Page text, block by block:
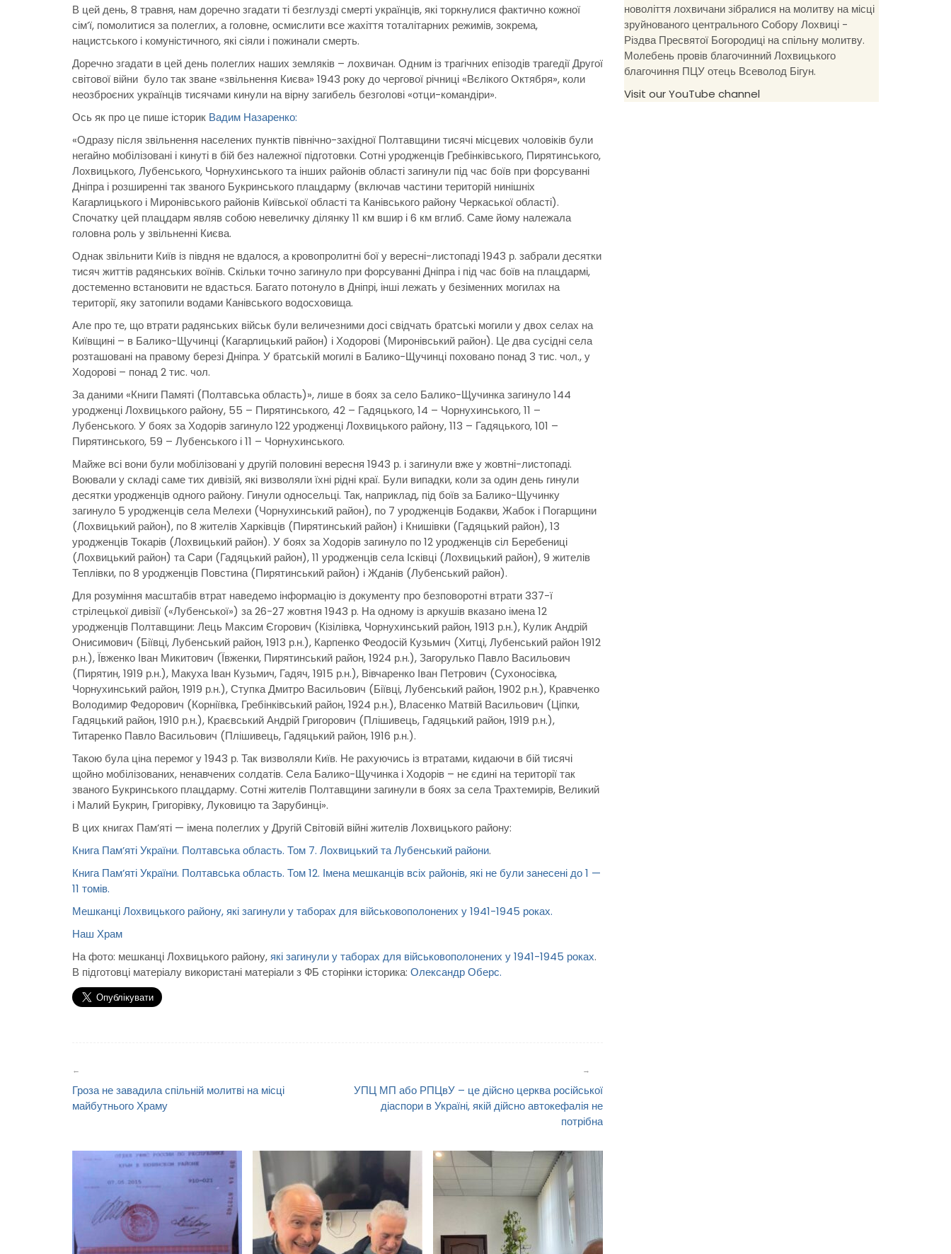
В цей день, 8 травня, нам доречно згадати ті безглузді смерті українців, які торкнулися фактично кожної
сім’ї, помолитися за полеглих, а головне, осмислити все жахіття тоталітарних режимів, зокрема,
нацистського і комуністичного, які сіяли і пожинали смерть.
Доречно згадати в цей день полеглих наших земляків – лохвичан. Одним із трагічних епізодів трагедії Другої
світової війни було так зване «звільнення Києва» 1943 року до чергової річниці «Вєлікого Октября», коли
неозброєних українців тисячами кинули на вірну загибель безголові «отци-командіри».
Ось як про це пише історик Вадим Назаренко:
«Одразу після звільнення населених пунктів північно-західної Полтавщини тисячі місцевих чоловіків були
негайно мобілізовані і кинуті в бій без належної підготовки. Сотні уродженців Гребінківського, Пирятинського,
Лохвицького, Лубенського, Чорнухинського та інших районів області загинули під час боїв при форсуванні
Дніпра і розширенні так званого Букринського плацдарму (включав частини територій нинішніх
Кагарлицького і Миронівського районів Київської області та Канівського району Черкаської області).
Спочатку цей плацдарм являв собою невеличку ділянку 11 км вшир і 6 км вглиб. Саме йому належала
головна роль у звільненні Києва.
Однак звільнити Київ із півдня не вдалося, а кровопролитні бої у вересні-листопаді 1943 р. забрали десятки
тисяч життів радянських воїнів. Скільки точно загинуло при форсуванні Дніпра і під час боїв на плацдармі,
достеменно встановити не вдасться. Багато потонуло в Дніпрі, інші лежать у безіменних могилах на
території, яку затопили водами Канівського водосховища.
Але про те, що втрати радянських військ були величезними досі свідчать братські могили у двох селах на
Київщині – в Балико-Щучинці (Кагарлицький район) і Ходорові (Миронівський район). Це два сусідні села
розташовані на правому березі Дніпра. У братській могилі в Балико-Щучинці поховано понад 3 тис. чол., у
Ходорові – понад 2 тис. чол.
За даними «Книги Памяті (Полтавська область)», лише в боях за село Балико-Щучинка загинуло 144
уродженці Лохвицького району, 55 – Пирятинського, 42 – Гадяцького, 14 – Чорнухинського, 11 –
Лубенського. У боях за Ходорів загинуло 122 уродженці Лохвицького району, 113 – Гадяцького, 101 –
Пирятинського, 59 – Лубенського і 11 – Чорнухинського.
Майже всі вони були мобілізовані у другій половині вересня 1943 р. і загинули вже у жовтні-листопаді.
Воювали у складі саме тих дивізій, які визволяли їхні рідні краї. Були випадки, коли за один день гинули
десятки уродженців одного району. Гинули односельці. Так, наприклад, під боїв за Балико-Щучинку
загинуло 5 уродженців села Мелехи (Чорнухинський район), по 7 уродженців Бодакви, Жабок і Погарщини
(Лохвицький район), по 8 жителів Харківців (Пирятинський район) і Книшівки (Гадяцький район), 13
уродженців Токарів (Лохвицький район). У боях за Ходорів загинуло по 12 уродженців сіл Беребениці
(Лохвицький район) та Сари (Гадяцький район), 11 уродженців села Ісківці (Лохвицький район), 9 жителів
Теплівки, по 8 уродженців Повстина (Пирятинський район) і Жданів (Лубенський район).
Для розуміння масштабів втрат наведемо інформацію із документу про безповоротні втрати 337-ї
стрілецької дивізії («Лубенської») за 26-27 жовтня 1943 р. На одному із аркушів вказано імена 12
уродженців Полтавщини: Лець Максим Єгорович (Кізілівка, Чорнухинський район, 1913 р.н.), Кулик Андрій
Онисимович (Біївці, Лубенський район, 1913 р.н.), Карпенко Феодосій Кузьмич (Хитці, Лубенський район 1912
р.н.), Ївженко Іван Микитович (Ївженки, Пирятинський район, 1924 р.н.), Загорулько Павло Васильович
(Пирятин, 1919 р.н.), Макуха Іван Кузьмич, Гадяч, 1915 р.н.), Вівчаренко Іван Петрович (Сухоносівка,
Чорнухинський район, 1919 р.н.), Ступка Дмитро Васильович (Біївці, Лубенський район, 1902 р.н.), Кравченко
Володимир Федорович (Корніївка, Гребінківський район, 1924 р.н.), Власенко Матвій Васильович (Ціпки,
Гадяцький район, 1910 р.н.), Краєвський Андрій Григорович (Плішивець, Гадяцький район, 1919 р.н.),
Титаренко Павло Васильович (Плішивець, Гадяцький район, 1916 р.н.).
Такою була ціна перемог у 1943 р. Так визволяли Київ. Не рахуючись із втратами, кидаючи в бій тисячі
щойно мобілізованих, ненавчених солдатів. Села Балико-Щучинка і Ходорів – не єдині на території так
званого Букринського плацдарму. Сотні жителів Полтавщини загинули в боях за села Трахтемирів, Великий
і Малий Букрин, Григорівку, Луковицю та Зарубинці».
В цих книгах Пам’яті — імена полеглих у Другій Світовій війні жителів Лохвицького району:
Книга Пам’яті України. Полтавська область. Том 7. Лохвицький та Лубенський райони.
Книга Пам’яті України. Полтавська область. Том 12. Імена мешканців всіх районів, які не були занесені до 1 —
11 томів.
Мешканці Лохвицького району, які загинули у таборах для військовополонених у 1941-1945 роках.
Наш Храм
На фото: мешканці Лохвицького району,які загинули у таборах для військовополонених у 1941-1945 роках.
В підготовці матеріалу використані матеріали з ФБ сторінки історика: Олександр Оберс.
Гроза не завадила спільній молитві на місці
майбутнього Храму
УПЦ МП або РПЦвУ – це дійсно церква російської
діаспори в Україні, якій дійсно автокефалія не
потрібна
новоліття лохвичани зібралися на молитву на місці
зруйнованого центрального Собору Лохвиці -
Різдва Пресвятої Богородиці на спільну молитву.
Молебень провів благочинний Лохвицького
благочиння ПЦУ отець Всеволод Бігун.
Visit our YouTube channel